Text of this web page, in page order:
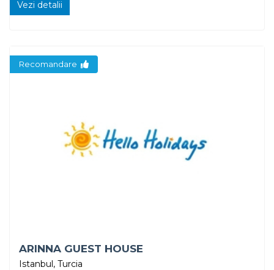
Vezi detalii
Recomandare
ARINNA GUEST HOUSE
Istanbul, Turcia